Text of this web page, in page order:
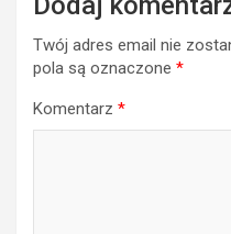
Twój adres email nie
pola są oznaczone *
Komentarz *